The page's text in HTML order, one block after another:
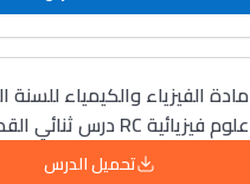
مادة الفيزياء والكيمياء للسنة
علوم فيزيائية RC درس ثنائي القطب
تحميل الدرس